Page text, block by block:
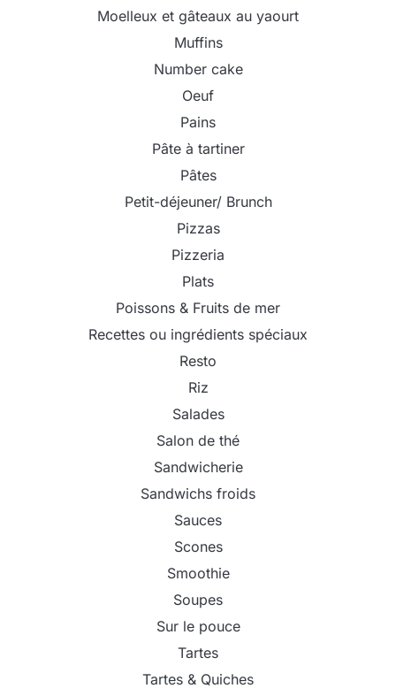
Moelleux et gâteaux au yaourt
Muffins
Number cake
Oeuf
Pains
Pâte à tartiner
Pâtes
Petit-déjeuner/ Brunch
Pizzas
Pizzeria
Plats
Poissons & Fruits de mer
Recettes ou ingrédients spéciaux
Resto
Riz
Salades
Salon de thé
Sandwicherie
Sandwichs froids
Sauces
Scones
Smoothie
Soupes
Sur le pouce
Tartes
Tartes & Quiches